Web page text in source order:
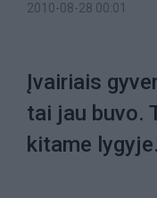
2010-08-28 00:01
Įvairiais
tai jau buvo.
kitame